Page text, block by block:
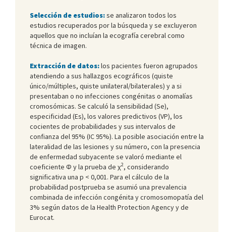
Selección de estudios:se analizaron todos los
estudios recuperados por la búsqueda y se excluyeron
aquellos que no incluían la ecografía cerebral como
técnica de imagen.
Extracción de datos:los pacientes fueron agrupados
atendiendo a sus hallazgos ecográficos (quiste
único/múltiples, quiste unilateral/bilaterales) y a si
presentaban o no infecciones congénitas o anomalías
cromosómicas. Se calculó la sensibilidad (Se),
especificidad (Es), los valores predictivos (VP), los
cocientes de probabilidades y sus intervalos de
confianza del 95% (IC 95%). La posible asociación entre la
lateralidad de las lesiones y su número, con la presencia
de enfermedad subyacente se valoró mediante el
coeficiente Φ y la prueba de χ2, considerando
significativa una p < 0,001. Para el cálculo de la
probabilidad postprueba se asumió una prevalencia
combinada de infección congénita y cromosomopatía del
3% según datos de la Health Protection Agency y de
Eurocat.